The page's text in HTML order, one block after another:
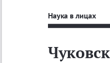
Наука в лицах